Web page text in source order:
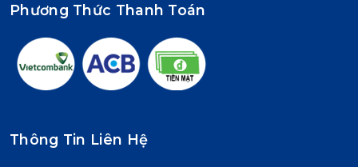
Phương Thức Thanh Toán
Thông Tin Liên Hệ